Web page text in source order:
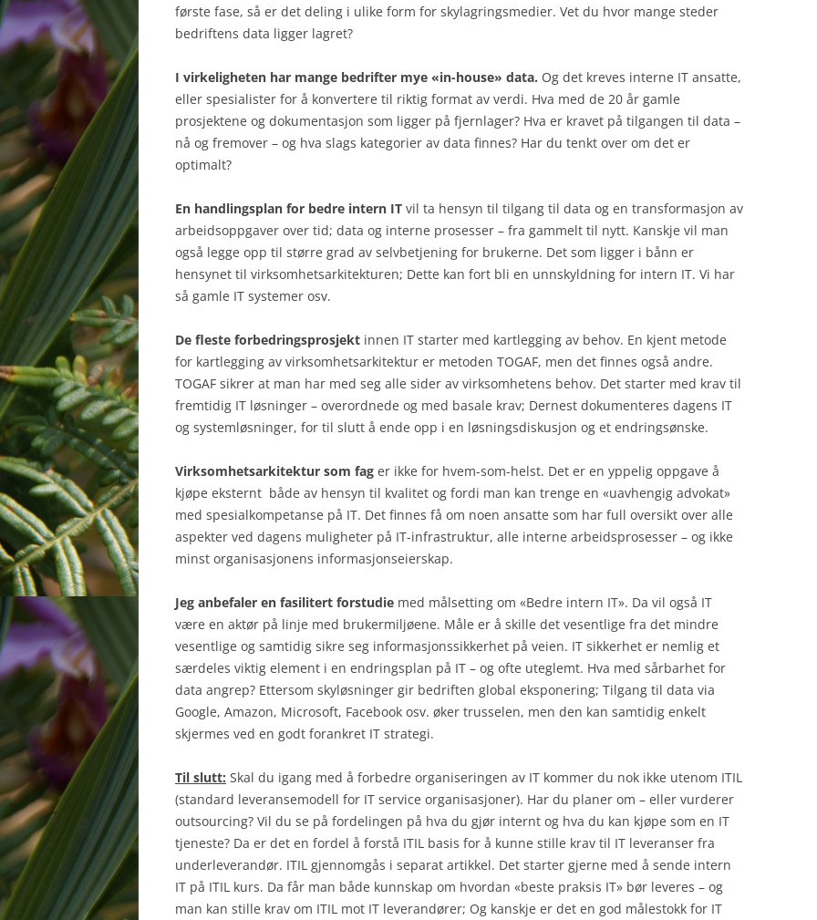
første fase, så er det deling i ulike form for skylagringsmedier. Vet du hvor mange steder
bedriftens data ligger lagret?
I virkeligheten har mange bedrifter mye «in-house» data. Og det kreves interne IT ansatte,
eller spesialister for å konvertere til riktig format av verdi. Hva med de 20 år gamle
prosjektene og dokumentasjon som ligger på fjernlager? Hva er kravet på tilgangen til data –
nå og fremover – og hva slags kategorier av data finnes? Har du tenkt over om det er
optimalt?
En handlingsplan for bedre intern IT vil ta hensyn til tilgang til data og en transformasjon av
arbeidsoppgaver over tid; data og interne prosesser – fra gammelt til nytt. Kanskje vil man
også legge opp til større grad av selvbetjening for brukerne. Det som ligger i bånn er
hensynet til virksomhetsarkitekturen; Dette kan fort bli en unnskyldning for intern IT. Vi har
så gamle IT systemer osv.
De fleste forbedringsprosjekt innen IT starter med kartlegging av behov. En kjent metode
for kartlegging av virksomhetsarkitektur er metoden TOGAF, men det finnes også andre.
TOGAF sikrer at man har med seg alle sider av virksomhetens behov. Det starter med krav til
fremtidig IT løsninger – overordnede og med basale krav; Dernest dokumenteres dagens IT
og systemløsninger, for til slutt å ende opp i en løsningsdiskusjon og et endringsønske.
Virksomhetsarkitektur som fag er ikke for hvem-som-helst. Det er en yppelig oppgave å
kjøpe eksternt både av hensyn til kvalitet og fordi man kan trenge en «uavhengig advokat»
med spesialkompetanse på IT. Det finnes få om noen ansatte som har full oversikt over alle
aspekter ved dagens muligheter på IT-infrastruktur, alle interne arbeidsprosesser – og ikke
minst organisasjonens informasjonseierskap.
Jeg anbefaler en fasilitert forstudie med målsetting om «Bedre intern IT». Da vil også IT
være en aktør på linje med brukermiljøene. Måle er å skille det vesentlige fra det mindre
vesentlige og samtidig sikre seg informasjonssikkerhet på veien. IT sikkerhet er nemlig et
særdeles viktig element i en endringsplan på IT – og ofte uteglemt. Hva med sårbarhet for
data angrep? Ettersom skyløsninger gir bedriften global eksponering; Tilgang til data via
Google, Amazon, Microsoft, Facebook osv. øker trusselen, men den kan samtidig enkelt
skjermes ved en godt forankret IT strategi.
Til slutt: Skal du igang med å forbedre organiseringen av IT kommer du nok ikke utenom ITIL
(standard leveransemodell for IT service organisasjoner). Har du planer om – eller vurderer
outsourcing? Vil du se på fordelingen på hva du gjør internt og hva du kan kjøpe som en IT
tjeneste? Da er det en fordel å forstå ITIL basis for å kunne stille krav til IT leveranser fra
underleverandør. ITIL gjennomgås i separat artikkel. Det starter gjerne med å sende intern
IT på ITIL kurs. Da får man både kunnskap om hvordan «beste praksis IT» bør leveres – og
man kan stille krav om ITIL mot IT leverandører; Og kanskje er det en god målestokk for IT